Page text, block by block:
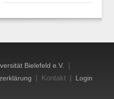
Bielefeld e.V. |
| Kontakt | Login